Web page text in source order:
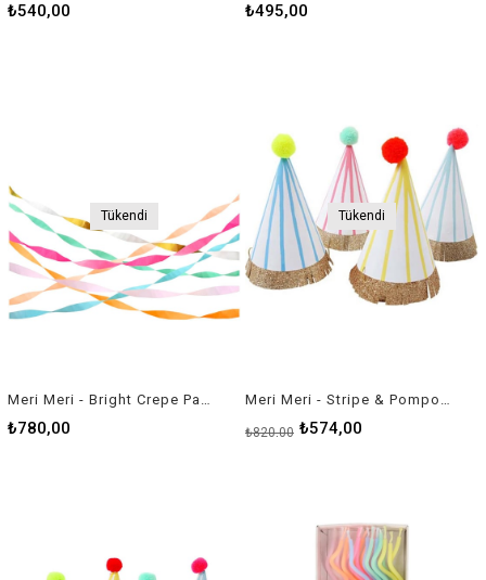
₺540,00 ₺495,00
Tükendi
₺780,00
Tükendi
₺574,00
₺820,00